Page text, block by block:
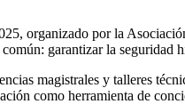
organizado por la
garantizar la
magistrales y talleres
como herramienta de